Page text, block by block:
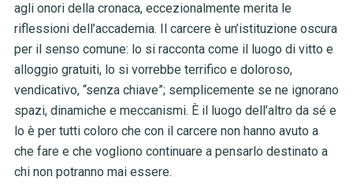
agli onori della cronaca, eccezionalmente merita le
riflessioni dell’accademia. Il carcere è un’istituzione oscura
per il senso comune: lo si racconta come il luogo di vitto e
alloggio gratuiti, lo si vorrebbe terrifico e doloroso,
vendicativo, “senza chiave”; semplicemente se ne ignorano
spazi, dinamiche e meccanismi. È il luogo dell’altro da sé e
lo è per tutti coloro che con il carcere non hanno avuto a
che fare e che vogliono continuare a pensarlo destinato a
chi non potranno mai essere.